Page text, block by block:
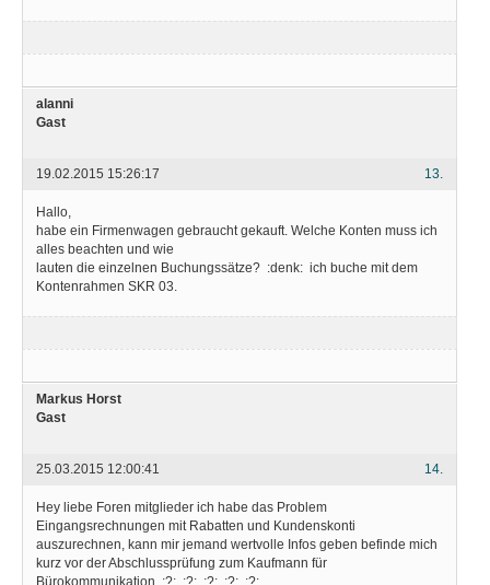
alanni
Gast
13.
19.02.2015 15:26:17
Hallo,
habe ein Firmenwagen gebraucht gekauft. Welche Konten muss ich
alles beachten und wie
lauten die einzelnen Buchungssätze? :denk: ich buche mit dem
Kontenrahmen SKR 03.
Markus Horst
Gast
14.
25.03.2015 12:00:41
Hey liebe Foren mitglieder ich habe das Problem
Eingangsrechnungen mit Rabatten und Kundenskonti
auszurechnen, kann mir jemand wertvolle Infos geben befinde mich
kurz vor der Abschlussprüfung zum Kaufmann für
Bürokommunikation :?: :?: :?: :?: :?: